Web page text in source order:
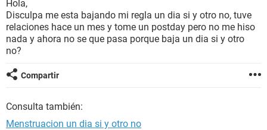
BIENESTAR
SEXUALIDAD
GLOSARIO
Hola,
Disculpa me esta bajando mi regla un dia si y otro no, tuve
relaciones hace un mes y tome un postday pero no me hiso
nada y ahora no se que pasa porque baja un dia si y otro
no?
Compartir
Consulta también:
Menstruacion un dia si y otro no